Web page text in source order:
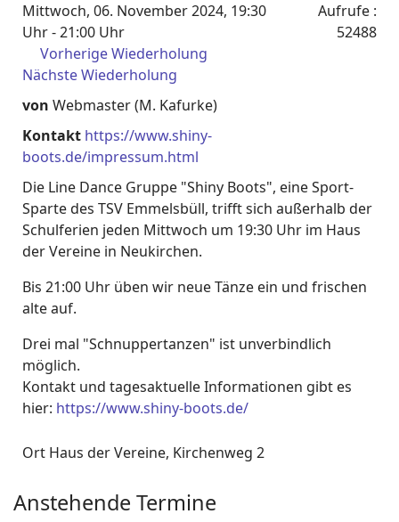
Mittwoch, 06. November 2024, 19:30
Uhr - 21:00 Uhr
Vorherige Wiederholung
Nächste Wiederholung
Aufrufe :
52488
von Webmaster (M. Kafurke)
Kontakt https://www.shiny-
boots.de/impressum.html
Die Line Dance Gruppe "Shiny Boots", eine Sport-
Sparte des TSV Emmelsbüll, trifft sich außerhalb der
Schulferien jeden Mittwoch um 19:30 Uhr im Haus
der Vereine in Neukirchen.
Bis 21:00 Uhr üben wir neue Tänze ein und frischen
alte auf.
Drei mal "Schnuppertanzen" ist unverbindlich
möglich.
Kontakt und tagesaktuelle Informationen gibt es
hier: https://www.shiny-boots.de/
Ort Haus der Vereine, Kirchenweg 2
Anstehende Termine